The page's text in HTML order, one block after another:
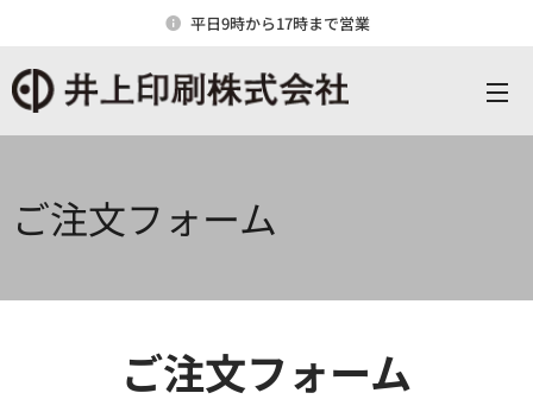
平日9時から17時まで営業
ご注文フォーム
ご注文フォーム